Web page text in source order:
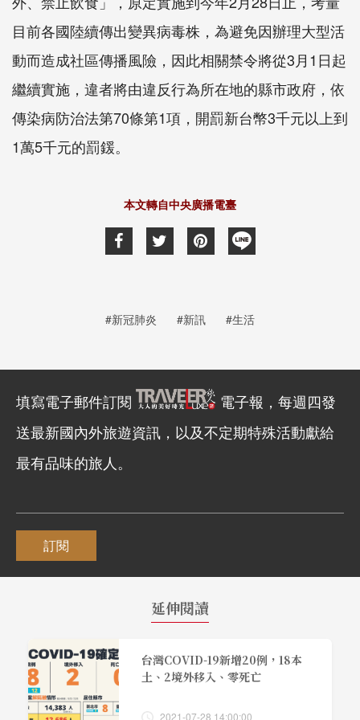
目前各國陸續傳出變異病毒株，為避免因辦理大型活
動而造成社區傳播風險，因此相關禁令將從3月1日起
繼續實施，違者將由違反行為所在地的縣市政府，依
傳染病防治法第70條第1項，開罰新台幣3千元以上到
1萬5千元的罰鍰。
本文轉自中央廣播電臺
#新冠肺炎 #新訊 #生活
填寫電子郵件訂閱
電子報，每週四發
送最新國內外旅遊資訊，以及不定期特殊活動獻給
最有品味的旅人。
訂閱
延伸閱讀
台灣COVID-19新增20例，18本
土、2境外移入、零死亡
2021-07-28 14:00:00